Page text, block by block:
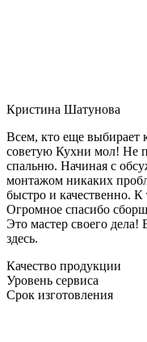
Кристина Шатунова
Всем, кто еще выбирает
советую Кухни мол! Не
спальню. Начиная с
монтажом никаких
быстро и качественно.
Огромное спасибо
Это мастер своего дела!
здесь.
Качество продукции
Уровень сервиса
Срок изготовления